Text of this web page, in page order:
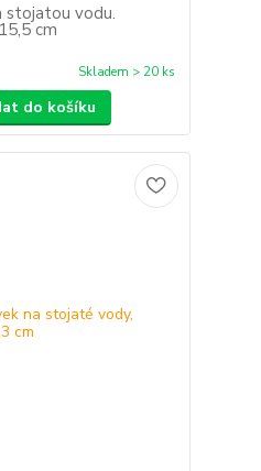
stojatou vodu.
cm
Skladem > 20 ks
do košíku